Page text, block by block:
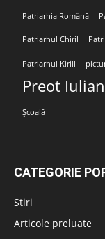
Patriarhia Română
Patriarhul Chiril
Patriarhul Kirill
Preot
Școală
CATEGORIE
Stiri
Articole preluate